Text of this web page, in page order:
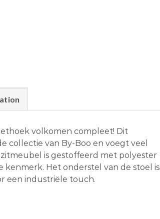
volkomen compleet! Dit
collectie van By-Boo en voegt veel
is gestoffeerd met polyester
Het onderstel van de stoel is
een industriële touch.